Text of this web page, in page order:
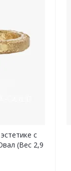
с
(Вес 2,9